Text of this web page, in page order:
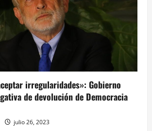
irregularidades»: Gobierno
de devolución de Democracia
julio 26, 2023